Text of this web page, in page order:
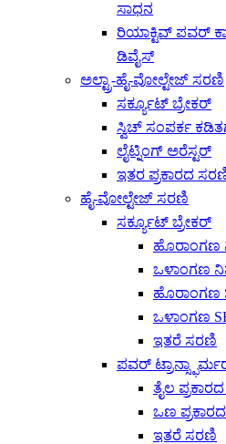
ಸಾಧನ
ರಿಯಾಕ್ಟಿವ್ ಪವರ್
ಡಿವೈಸ್
ಅಲ್ಟ್ರಾ-ಹೈ-ವೋಲ್ಟೇಜ್ ಸರಣಿ
ಸರ್ಕ್ಯೂಟ್ ಬ್ರೇಕರ್
ಸ್ವಿಚ್ ಸಂಪರ್ಕ
ಲೈಟ್ನಿಂಗ್ ಅರೆಸ್ಟರ್
ಇತರ ಪ್ರಕಾರದ
ಹೈ-ವೋಲ್ಟೇಜ್ ಸರಣಿ
ಸರ್ಕ್ಯೂಟ್ ಬ್ರೇಕರ್
ಹೊರಾಂಗಣ
ಒಳಾಂಗಣ
ಹೊರಾಂಗಣ
ಒಳಾಂಗಣ
ಇತರೆ ಸರಣಿ
ಪವರ್
ತೈಲ
ಒಣ
ಇತರೆ ಸರಣಿ